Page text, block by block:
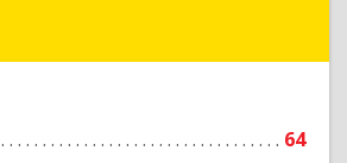
64
край, Пермь г, Куйбышева